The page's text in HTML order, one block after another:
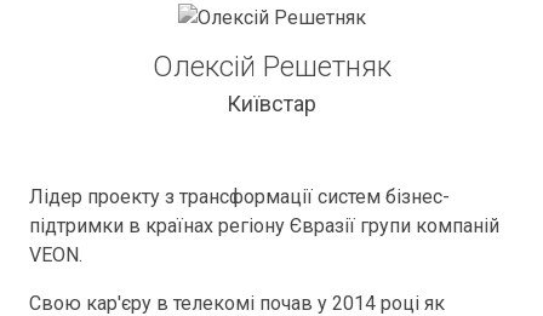
Олексій Решетняк
Київстар
Лідер проекту з трансформації систем бізнес-
підтримки в країнах регіону Євразії групи компаній
VEON.
Свою кар'єру в телекомі почав у 2014 році як